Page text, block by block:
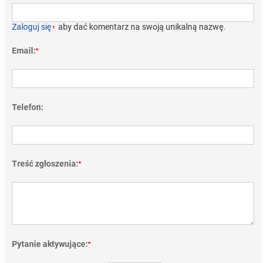
Zaloguj się› aby dać komentarz na swoją unikalną nazwę.
Email:*
Telefon:
Treść zgłoszenia:*
Pytanie aktywujące:*